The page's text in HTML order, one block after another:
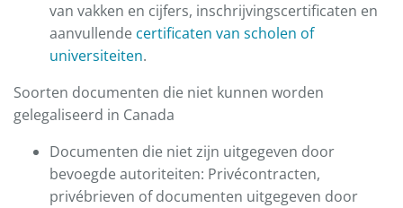
van vakken en cijfers, inschrijvingscertificaten en
aanvullende certificaten van scholen of
universiteiten.
Soorten documenten die niet kunnen worden
gelegaliseerd in Canada
Documenten die niet zijn uitgegeven door
bevoegde autoriteiten: Privécontracten,
privébrieven of documenten uitgegeven door